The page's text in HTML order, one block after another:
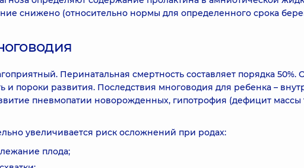
снижено (относительно нормы для определенного срока
Перинатальная смертность составляет порядка
и пороки развития. Последствия многоводия для ребенка –
пневмопатии новорожденных, гипотрофия (дефицит массы
увеличивается риск осложнений при родах:
плода;